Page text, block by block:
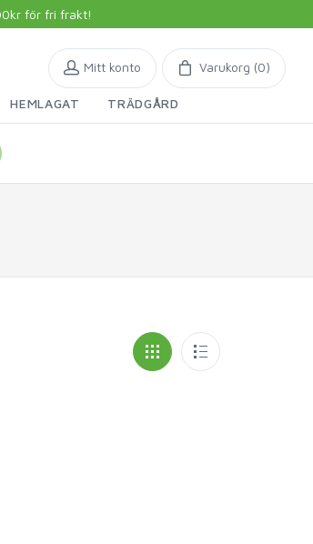
för fri frakt!
HEMLAGAT TRÄDGÅRD
Mitt konto Varukorg (0)